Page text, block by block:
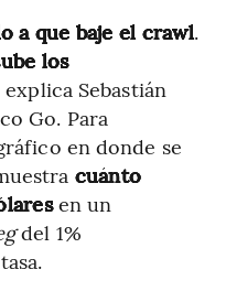
a que baje el crawl.
los
explica Sebastián
Go. Para
en donde se
cuánto
en un
del 1%